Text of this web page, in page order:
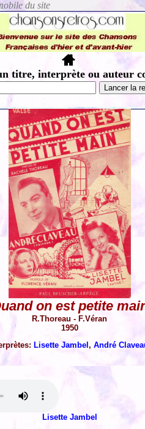
titre, interprète ou auteur
on est petite
R.Thoreau - F.Véran
1950
Lisette Jambel , André
Lisette Jambel